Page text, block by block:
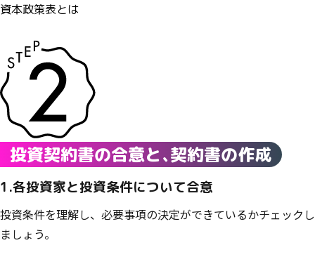
資本政策表とは
投資契約書の合意と、契約書の作成
1.各投資家と投資条件について合意
投資条件を理解し、必要事項の決定ができているかチェックし
ましょう。